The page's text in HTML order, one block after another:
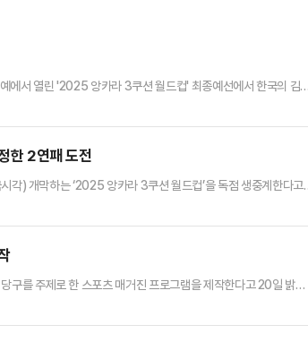
에서 열린 '2025 앙카라 3쿠션 월드컵' 최종예선에서 한국의 김
배를 마셨다.F조 강자인은 첫 경기부터 맹타를 휘둘러 완승을 거
한 2연패 도전
) 개막하는 ‘2025 앙카라 3쿠션 월드컵’을 독점 생중계한다고
을 치른다. 시드권자로는 딕 야스퍼스(네덜란드), 에디 멕스(벨
를 주제로 한 스포츠 매거진 프로그램을 제작한다고 20일 밝혔
주 화요일 진행되는 위클리 스포츠 매거진 프로그램으로, 스포츠